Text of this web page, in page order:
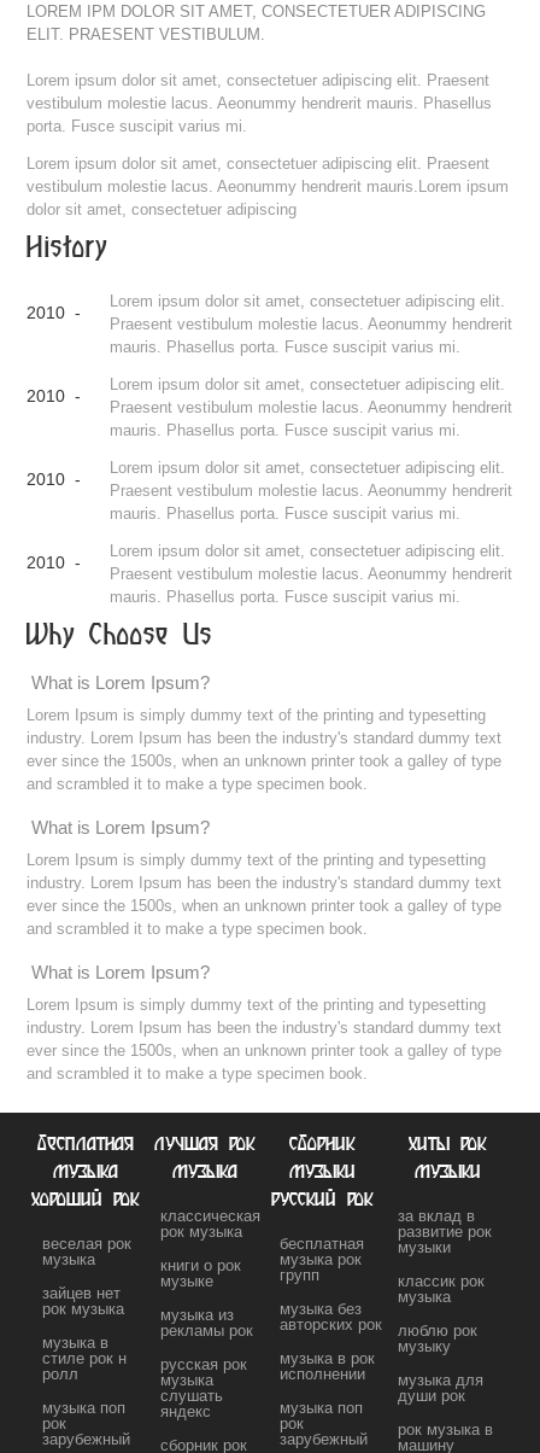
LOREM IPM DOLOR SIT AMET, CONSECTETUER ADIPISCING
ELIT. PRAESENT VESTIBULUM.
Lorem ipsum dolor sit amet, consectetuer adipiscing elit. Praesent
vestibulum molestie lacus. Aeonummy hendrerit mauris. Phasellus
porta. Fusce suscipit varius mi.
Lorem ipsum dolor sit amet, consectetuer adipiscing elit. Praesent
vestibulum molestie lacus. Aeonummy hendrerit mauris.Lorem ipsum
dolor sit amet, consectetuer adipiscing
History
2010 -
Lorem ipsum dolor sit amet, consectetuer adipiscing elit.
Praesent vestibulum molestie lacus. Aeonummy hendrerit
mauris. Phasellus porta. Fusce suscipit varius mi.
2010 -
Lorem ipsum dolor sit amet, consectetuer adipiscing elit.
Praesent vestibulum molestie lacus. Aeonummy hendrerit
mauris. Phasellus porta. Fusce suscipit varius mi.
2010 -
Lorem ipsum dolor sit amet, consectetuer adipiscing elit.
Praesent vestibulum molestie lacus. Aeonummy hendrerit
mauris. Phasellus porta. Fusce suscipit varius mi.
2010 -
Lorem ipsum dolor sit amet, consectetuer adipiscing elit.
Praesent vestibulum molestie lacus. Aeonummy hendrerit
mauris. Phasellus porta. Fusce suscipit varius mi.
Why Choose Us
What is Lorem Ipsum?
Lorem Ipsum is simply dummy text of the printing and typesetting
industry. Lorem Ipsum has been the industry's standard dummy text
ever since the 1500s, when an unknown printer took a galley of type
and scrambled it to make a type specimen book.
What is Lorem Ipsum?
Lorem Ipsum is simply dummy text of the printing and typesetting
industry. Lorem Ipsum has been the industry's standard dummy text
ever since the 1500s, when an unknown printer took a galley of type
and scrambled it to make a type specimen book.
What is Lorem Ipsum?
Lorem Ipsum is simply dummy text of the printing and typesetting
industry. Lorem Ipsum has been the industry's standard dummy text
ever since the 1500s, when an unknown printer took a galley of type
and scrambled it to make a type specimen book.
бесплатная
музыка
хороший рок
веселая рок
музыка
зайцев нет
рок музыка
музыка в
стиле рок н
ролл
музыка поп
рок
зарубежный
лучшая рок
музыка
классическая
рок музыка
книги о рок
музыке
музыка из
рекламы рок
русская рок
музыка
слушать
яндекс
сборник рок
сборник
музыки
русский рок
бесплатная
музыка рок
групп
музыка без
авторских рок
музыка в рок
исполнении
музыка поп
рок
зарубежный
хиты рок
музыки
за вклад в
развитие рок
музыки
классик рок
музыка
люблю рок
музыку
музыка для
души рок
рок музыка в
машину